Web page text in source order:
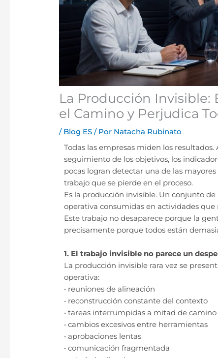
La Producción Invisible:
el Camino y Perjudica
/ Blog ES / Por Natacha Rubinato
Todas las empresas miden los
seguimiento de los objetivos, los
pocas logran detectar una de las
trabajo que se pierde en el proceso.
Es la producción invisible. Un conjunto
operativa consumidas en actividades
Este trabajo no desaparece porque la
precisamente porque todos están
1. El trabajo invisible no parece un
La producción invisible rara vez se
operativa:
• reuniones de alineación
• reconstrucción constante del contexto
• tareas interrumpidas a mitad de camino
• cambios excesivos entre herramientas
• aprobaciones lentas
• comunicación fragmentada